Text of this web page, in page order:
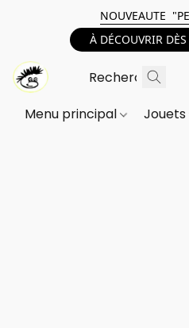
NOUVEAUTE
À DÉCOUVRIR
Menu principal Jouets